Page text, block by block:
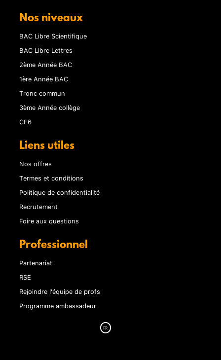
Nos niveaux
BAC Libre Scientifique
BAC Libre Lettres
2ème Année BAC
1ère Année BAC
Tronc commun
3ème Année collège
CE6
Liens utiles
Nos offres
Termes et conditions
Politique de confidentialité
Recrutement
Foire aux questions
Professionnel
Partenariat
RSE
Rejoindre l'équipe de profs
Programme ambassadeur